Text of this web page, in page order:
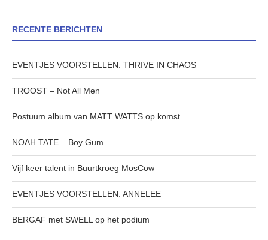
RECENTE BERICHTEN
EVENTJES VOORSTELLEN: THRIVE IN CHAOS
TROOST – Not All Men
Postuum album van MATT WATTS op komst
NOAH TATE – Boy Gum
Vijf keer talent in Buurtkroeg MosCow
EVENTJES VOORSTELLEN: ANNELEE
BERGAF met SWELL op het podium